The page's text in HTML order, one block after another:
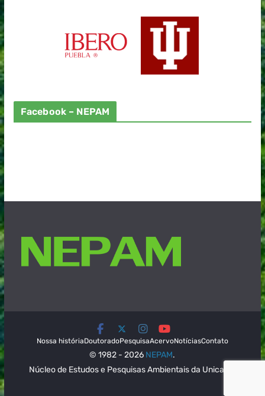
Facebook – NEPAM
Nossa históriaDoutoradoPesquisaAcervoNotíciasContato
© 1982 - 2026 NEPAM.
Núcleo de Estudos e Pesquisas Ambientais da Unicamp